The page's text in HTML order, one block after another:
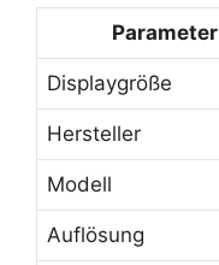
Parameter
Displaygröße
Hersteller
Modell
Auflösung